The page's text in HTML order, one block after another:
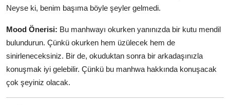
Neyse ki, benim başıma böyle şeyler gelmedi.
Mood Önerisi: Bu manhwayı okurken yanınızda bir kutu mendil
bulundurun. Çünkü okurken hem üzülecek hem de
sinirleneceksiniz. Bir de, okuduktan sonra bir arkadaşınızla
konuşmak iyi gelebilir. Çünkü bu manhwa hakkında konuşacak
çok şeyiniz olacak.